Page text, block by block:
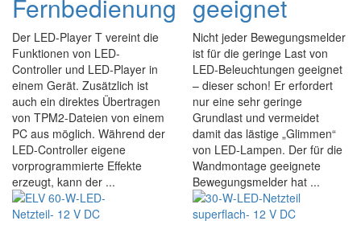
Fernbedienung
Der LED-Player T vereint die
Funktionen von LED-
Controller und LED-Player in
einem Gerät. Zusätzlich ist
auch ein direktes Übertragen
von TPM2-Dateien von einem
PC aus möglich. Während der
LED-Controller eigene
vorprogrammierte Effekte
erzeugt, kann der ...
geeignet
Nicht jeder Bewegungsmelder
ist für die geringe Last von
LED-Beleuchtungen geeignet
– dieser schon! Er erfordert
nur eine sehr geringe
Grundlast und vermeidet
damit das lästige „Glimmen“
von LED-Lampen. Der für die
Wandmontage geeignete
Bewegungsmelder hat ...